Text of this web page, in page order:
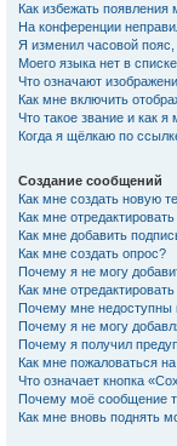
Как избежать
На конференции
Я изменил часовой
Моего языка нет в
Что означают
Как мне включить
Что такое звание и как я
Когда я щёлкаю по
Создание сообщений
Как мне создать новую
Как мне
Как мне добавить
Как мне создать опрос?
Почему я не могу
Как мне
Почему мне
Почему я не могу
Почему я получил
Как мне пожаловаться
Что означает кнопка
Почему моё сообщение
Как мне вновь поднять